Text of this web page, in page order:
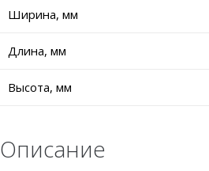
Ширина, мм
Длина, мм
Высота, мм
Описание